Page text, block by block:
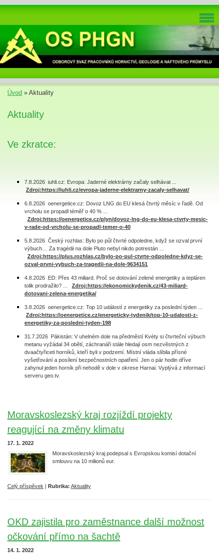
Úvod » Aktuality
Aktuality
Ve zkratce:
7.8.2026 iuhli.cz: Evropa: Jaderné elektrárny začaly selhávat ...
Zdroj:https://iuhli.cz/evropa-jaderne-elektrarny-zacaly-selhavat/
6.8.2026 oenergetice.cz: Dovoz LNG do EU klesá čtvrtý měsíc v řadě. Od
vrcholu se propadl téměř o 40 % ...
Zdroj:https://oenergetice.cz/plyn/dovoz-lng-do-eu-klesa-ctvrty-mesic-
v-rade-od-vrcholu-se-propadl-temer-o-40
5.8.2026 Český rozhlas: Bylo po půl čtvrté odpoledne, když se ozval první
výbuch… Za tragédii na dole Pluto nebyl nikdo potrestán ...
Zdroj:https://plus.rozhlas.cz/bylo-po-pul-ctvrte-odpoledne-kdyz-se-
ozval-prvni-vybuch-za-tragedii-na-dole-9634151
4.8.2026 ED: Přes 43 miliard. Proč se dotování zelené energetiky a tepláren
tolik prodražilo? ... Zdroj:https://ekonomickydenik.cz/43-miliard-
dotovani-zelena-energetika/
3.8.2026 oenergetice.cz: Top 10 událostí z energetiky za poslední týden ...
Zdroj:https://oenergetice.cz/energeticky-tydenik/top-10-udalosti-z-
energetiky-za-posledni-tyden-198
31.7.2026 Pákistán: V uhelném dole na předměstí Kvéty si čtvrteční výbuch
metanu vyžádal 34 obětí, záchranáři stále hledají osm nezvěstných z
dvaačtyřiceti horníků, kteří byli v podzemí. Místní vláda slíbila přísné
vyšetřování a posílení bezpečnostních opatření. Jen o pár hodin dříve
zahynul jeden horník při nehodě v dole v okrese Harnai. Vyplývá z informací
serveru geo.tv.
Moravskoslezský kraj rozjíždí projekty
reagující na změny klimatu
17. 1. 2022
Moravskoslezský kraj podepsal s Evropskou komisí dotační
smlouvu na 10 milionů eur.
Celý příspěvek | Rubrika: Aktuality
OKD zajistila pro zaměstnance další možnost
očkování přímo na šachtě
14. 1. 2022